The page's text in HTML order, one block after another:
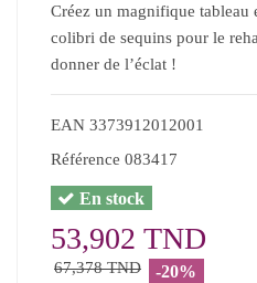
Créez un magnifique tableau
colibri de sequins pour le
donner de l’éclat !
EAN 3373912012001
Référence 083417
En stock
53,902 TND
67,378 TND -20%